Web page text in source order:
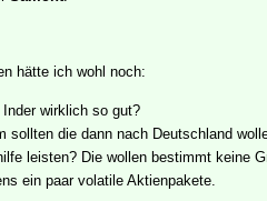
hätte ich wohl noch:
wirklich so gut?
sollten die dann nach Deutschland
leisten? Die wollen bestimmt keine
ein paar volatile Aktienpakete.